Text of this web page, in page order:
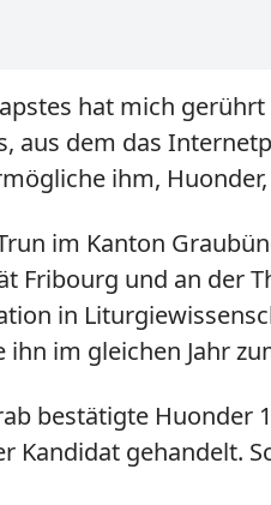
hat mich
aus dem das
ihm,
im Kanton
Fribourg und an der
in
im gleichen Jahr
bestätigte
Kandidat gehandelt.